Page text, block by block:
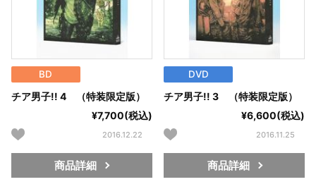
BD
チア男子!! 4 （特装限定版）
¥7,700(税込)
2016.12.22
商品詳細
DVD
チア男子!! 3 （特装限定版）
¥6,600(税込)
2016.11.25
商品詳細